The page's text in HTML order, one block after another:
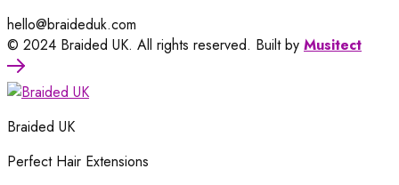
hello@braideduk.com
© 2024 Braided UK. All rights reserved. Built by Musitect
Braided UK
Perfect Hair Extensions